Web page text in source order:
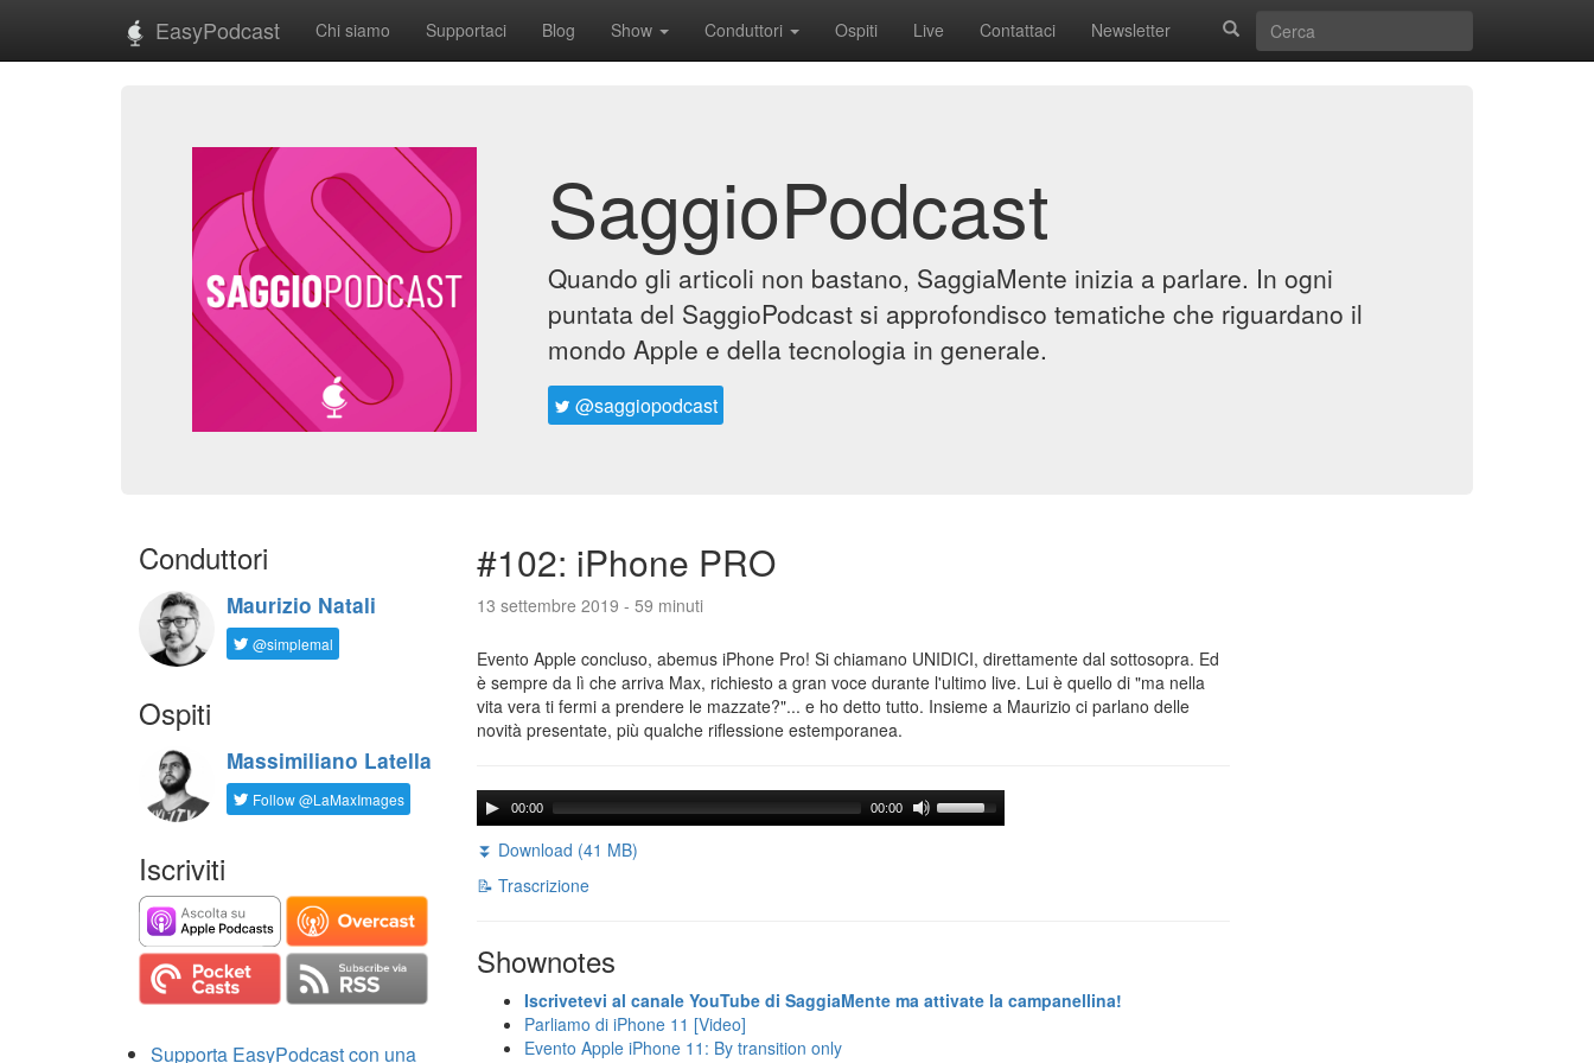
EasyPodcast Chi siamo Supportaci Blog Show Conduttori Ospiti Live Contattaci Newsletter
SaggioPodcast
Quando gli articoli non bastano, SaggiaMente inizia a parlare. In ogni
puntata del SaggioPodcast si approfondisco tematiche che riguardano il
mondo Apple e della tecnologia in generale.
@saggiopodcast
Conduttori
Maurizio Natali
@simplemal
Ospiti
Massimiliano Latella
Follow @LaMaxImages
Iscriviti
Supporta EasyPodcast con una
#102: iPhone PRO
13 settembre 2019 - 59 minuti
Evento Apple concluso, abemus iPhone Pro! Si chiamano UNIDICI, direttamente dal sottosopra. Ed
è sempre da lì che arriva Max, richiesto a gran voce durante l'ultimo live. Lui è quello di "ma nella
vita vera ti fermi a prendere le mazzate?"... e ho detto tutto. Insieme a Maurizio ci parlano delle
novità presentate, più qualche riflessione estemporanea.
00:00 00:00
⏬ Download (41 MB)
📝 Trascrizione
Shownotes
Iscrivetevi al canale YouTube di SaggiaMente ma attivate la campanellina!
Parliamo di iPhone 11 [Video]
Evento Apple iPhone 11: By transition only